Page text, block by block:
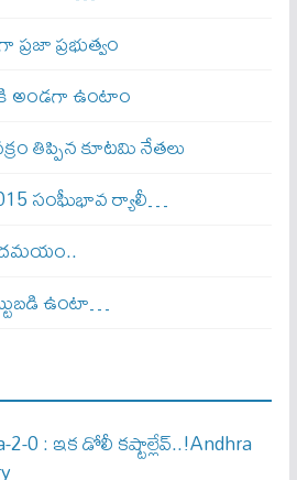
ప్రభుత్వం
అండగా ఉంటాం
తిప్పిన కూటమి నేతలు
సంఘీభావ ర్యాలీ…
ఉంటా…
2-0 : ఇక డోలీ క‌ష్టాల్లేవ్..!Andhra